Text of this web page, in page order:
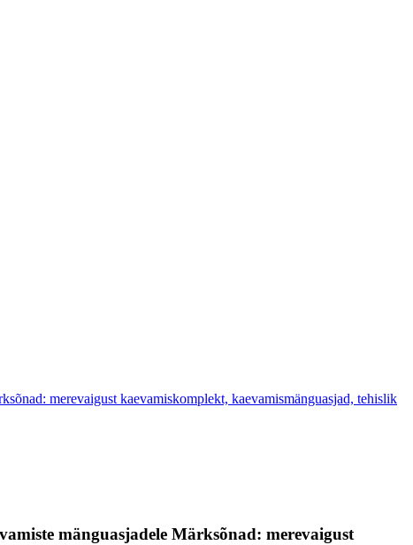
merevaigust kaevamiskomplekt, kaevamismänguasjad, tehislik
mänguasjadele Märksõnad: merevaigust